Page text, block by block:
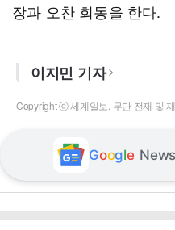
장과 오찬 회동을 한다.
이지민 기자
Copyright ⓒ 세계일보. 무단 전재 및
Google News